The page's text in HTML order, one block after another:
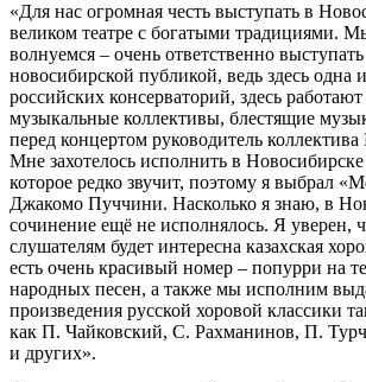
«Для нас огромная честь выступать в
великом театре с богатыми традициями.
волнуемся – очень ответственно
новосибирской публикой, ведь здесь одна
российских консерваторий, здесь
музыкальные коллективы, блестящие
перед концертом руководитель
Мне захотелось исполнить в
которое редко звучит, поэтому я выбрал
Джакомо Пуччини. Насколько я знаю, в
сочинение ещё не исполнялось. Я уверен,
слушателям будет интересна казахская
есть очень красивый номер – попурри на
народных песен, а также мы исполним
произведения русской хоровой классики
как П. Чайковский, С. Рахманинов, П.
и других».